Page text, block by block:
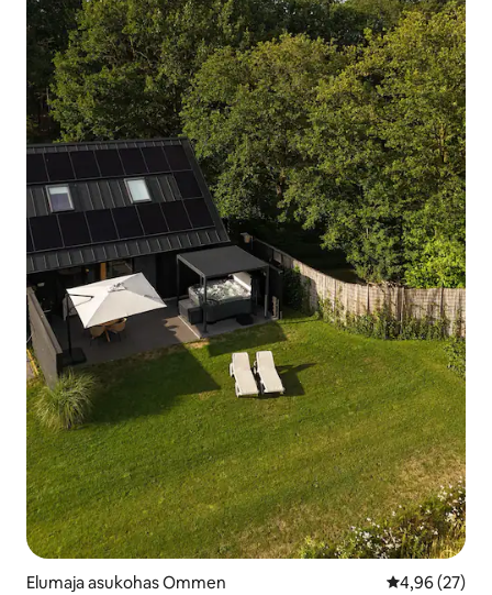
Elumaja asukohas Ommen Keskmine
4,96 (27)